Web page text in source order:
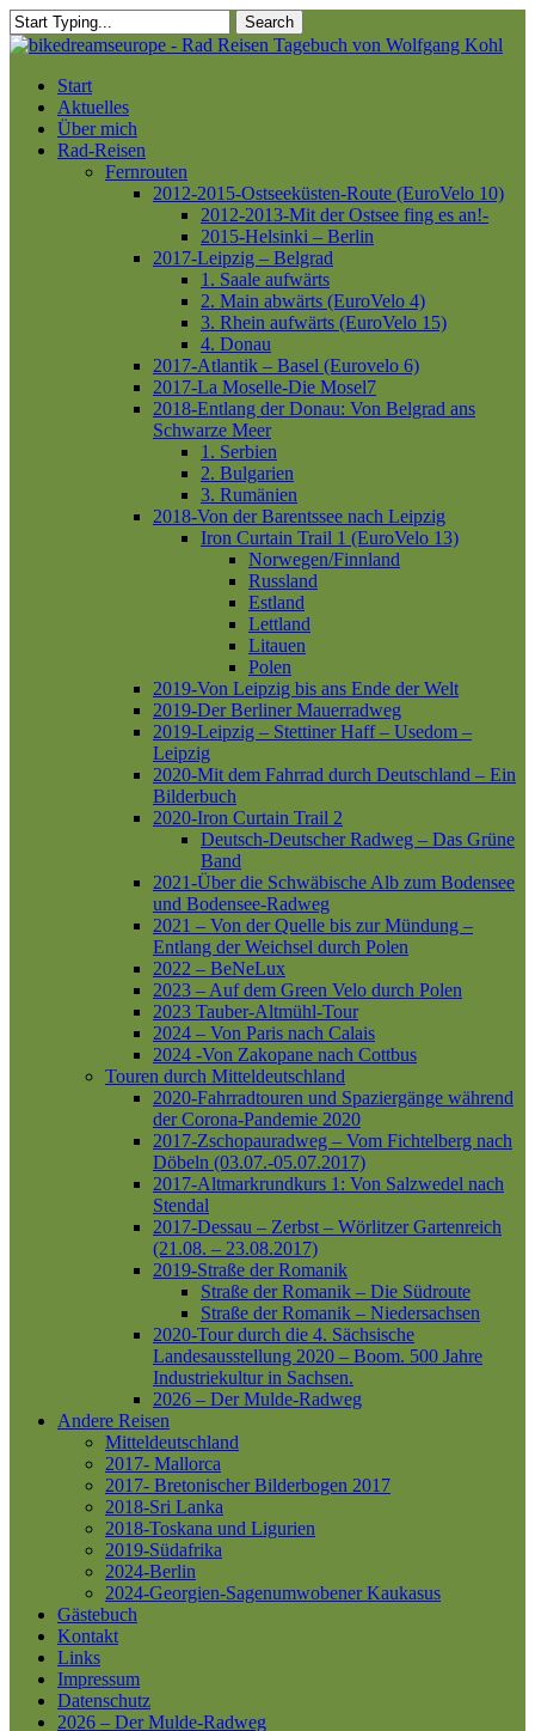
Skip
to
content
Search
Close
Menu
Start
Aktuelles
Über mich
Rad-Reisen
Fernrouten
2012-2015-Ostseeküsten-Route (EuroVelo 10)
2012-2013-Mit der Ostsee fing es an!-
2015-Helsinki – Berlin
2017-Leipzig – Belgrad
1. Saale aufwärts
2. Main abwärts (EuroVelo 4)
3. Rhein aufwärts (EuroVelo 15)
4. Donau
2017-Atlantik – Basel (Eurovelo 6)
2017-La Moselle-Die Mosel7
2018-Entlang der Donau: Von Belgrad ans
Schwarze Meer
1. Serbien
2. Bulgarien
3. Rumänien
2018-Von der Barentssee nach Leipzig
Iron Curtain Trail 1 (EuroVelo 13)
Norwegen/Finnland
Russland
Estland
Lettland
Litauen
Polen
2019-Von Leipzig bis ans Ende der Welt
2019-Der Berliner Mauerradweg
2019-Leipzig – Stettiner Haff – Usedom –
Leipzig
2020-Mit dem Fahrrad durch Deutschland – Ein
Bilderbuch
2020-Iron Curtain Trail 2
Deutsch-Deutscher Radweg – Das Grüne
Band
2021-Über die Schwäbische Alb zum Bodensee
und Bodensee-Radweg
2021 – Von der Quelle bis zur Mündung –
Entlang der Weichsel durch Polen
2022 – BeNeLux
2023 – Auf dem Green Velo durch Polen
2023 Tauber-Altmühl-Tour
2024 – Von Paris nach Calais
2024 -Von Zakopane nach Cottbus
Touren durch Mitteldeutschland
2020-Fahrradtouren und Spaziergänge während
der Corona-Pandemie 2020
2017-Zschopauradweg – Vom Fichtelberg nach
Döbeln (03.07.-05.07.2017)
2017-Altmarkrundkurs 1: Von Salzwedel nach
Stendal
2017-Dessau – Zerbst – Wörlitzer Gartenreich
(21.08. – 23.08.2017)
2019-Straße der Romanik
Straße der Romanik – Die Südroute
Straße der Romanik – Niedersachsen
2020-Tour durch die 4. Sächsische
Landesausstellung 2020 – Boom. 500 Jahre
Industriekultur in Sachsen.
2026 – Der Mulde-Radweg
Andere Reisen
Mitteldeutschland
2017- Mallorca
2017- Bretonischer Bilderbogen 2017
2018-Sri Lanka
2018-Toskana und Ligurien
2019-Südafrika
2024-Berlin
2024-Georgien-Sagenumwobener Kaukasus
Gästebuch
Kontakt
Links
Impressum
Datenschutz
2026 – Der Mulde-Radweg